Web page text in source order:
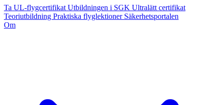
Ta UL-flygcertifikat Utbildningen i SGK Ultralätt certifikat
Teoriutbildning Praktiska flyglektioner Säkerhetsportalen
Om